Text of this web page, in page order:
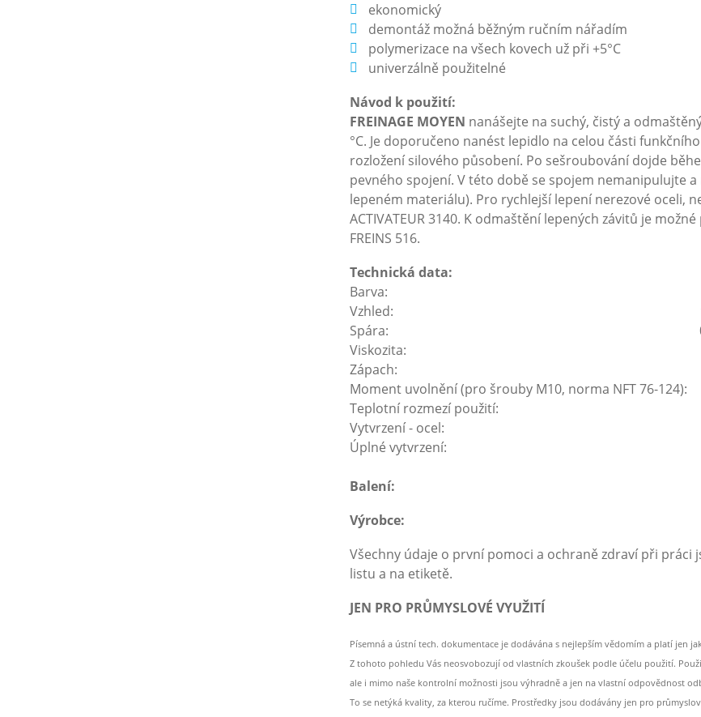
ekonomický
demontáž možná běžným ručním nářadím
polymerizace na všech kovech už při +5°C
univerzálně použitelné
Návod k použití:
FREINAGE MOYEN nanášejte na suchý, čistý a
°C. Je doporučeno nanést lepidlo na celou části
rozložení silového působení. Po sešroubování dojde
pevného spojení. V této době se spojem nemanipulujte
lepeném materiálu). Pro rychlejší lepení nerezové oceli,
ACTIVATEUR 3140. K odmaštění lepených závitů je
FREINS 516.
Technická data:
Barva:
Vzhled: viskózní
Spára: 0,05 až
Viskozita: 500 až
Zápach:
Moment uvolnění (pro šrouby M10, norma NFT 76-
Teplotní rozmezí použití: -60 až 150
Vytvrzení - ocel: 10 až
Úplné vytvrzení: 24
Balení: 50
Výrobce:
Všechny údaje o první pomoci a ochraně zdraví při
listu a na etiketě.
JEN PRO PRŮMYSLOVÉ VYUŽITÍ
Písemná a ústní tech. dokumentace je dodávána s nejlepším vědomím a platí jen
Z tohoto pohledu Vás neosvobozují od vlastních zkoušek podle účelu použití.
ale i mimo naše kontrolní možnosti jsou výhradně a jen na vlastní odpovědnost
To se netýká kvality, za kterou ručíme. Prostředky jsou dodávány jen pro